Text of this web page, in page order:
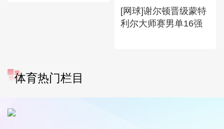
[网球]谢尔顿晋级蒙特
利尔大师赛男单16强
体育热门栏目